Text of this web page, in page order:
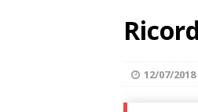
12/07/2018